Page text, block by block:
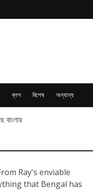
ব্লগ বিশেষ অন্যান্য
বাংলায়
Ray's enviable
that Bengal has